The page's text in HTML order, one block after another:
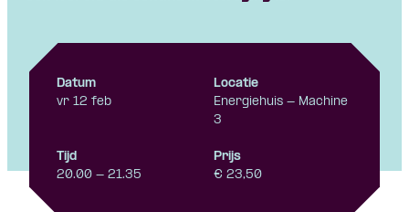
Datum
vr 12 feb
Locatie
Energiehuis - Machine
3
Tijd
20.00 - 21.35
Prijs
€ 23,50